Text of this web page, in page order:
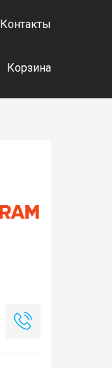
Контакты
Корзина